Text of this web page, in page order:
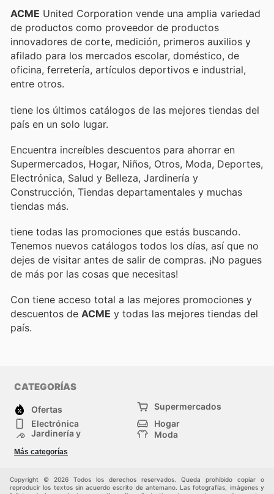
ACME United Corporation vende una amplia variedad
de productos como proveedor de productos
innovadores de corte, medición, primeros auxilios y
afilado para los mercados escolar, doméstico, de
oficina, ferretería, artículos deportivos e industrial,
entre otros.
tiene los últimos catálogos de las mejores tiendas del
país en un solo lugar.
Encuentra increíbles descuentos para ahorrar en
Supermercados, Hogar, Niños, Otros, Moda, Deportes,
Electrónica, Salud y Belleza, Jardinería y
Construcción, Tiendas departamentales y muchas
tiendas más.
tiene todas las promociones que estás buscando.
Tenemos nuevos catálogos todos los días, así que no
dejes de visitar antes de salir de compras. ¡No pagues
de más por las cosas que necesitas!
Con tiene acceso total a las mejores promociones y
descuentos de ACME y todas las mejores tiendas del
país.
CATEGORÍAS
Ofertas
Supermercados
Electrónica
Hogar
Jardinería y
Moda
Tiendas
departamentales
Otros
Más categorías
Copyright © 2026 Todos los derechos reservados. Queda prohibido copiar o
reproducir los textos sin acuerdo escrito de antemano. Las fotografías, imágenes y